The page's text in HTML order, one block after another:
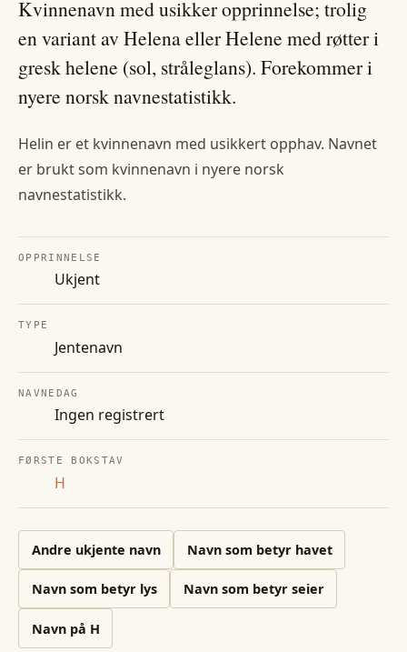
Kvinnenavn med usikker opprinnelse; trolig
en variant av Helena eller Helene med røtter i
gresk helene (sol, stråleglans). Forekommer i
nyere norsk navnestatistikk.
Helin er et kvinnenavn med usikkert opphav. Navnet
er brukt som kvinnenavn i nyere norsk
navnestatistikk.
OPPRINNELSE
Ukjent
TYPE
Jentenavn
NAVNEDAG
Ingen registrert
FØRSTE BOKSTAV
H
Andre ukjente navn Navn som betyr havet
Navn som betyr lys Navn som betyr seier
Navn på H